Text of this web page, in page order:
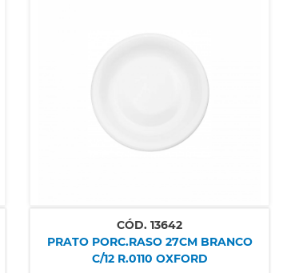
CÓD. 13642
PRATO PORC.RASO 27CM BRANCO
C/12 R.0110 OXFORD